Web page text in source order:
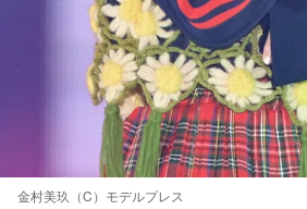
金村美玖（C）モデルプレス